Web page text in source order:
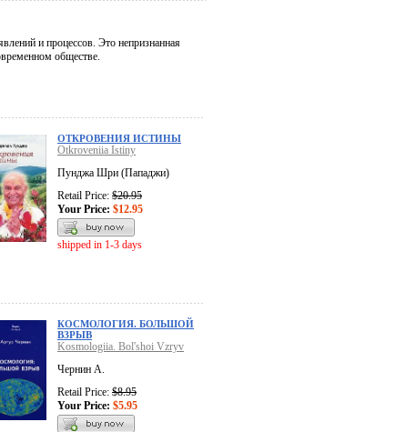
и процессов. Это непризнанная
обществе.
ОТКРОВЕНИЯ ИСТИНЫ
Otkroveniia Istiny
Пунджа Шри (Пападжи)
Retail Price: $20.95
Your Price: $12.95
shipped in 1-3 days
КОСМОЛОГИЯ. БОЛЬШОЙ
ВЗРЫВ
Kosmologiia. Bol'shoi Vzryv
Чернин А.
Retail Price: $8.95
Your Price: $5.95